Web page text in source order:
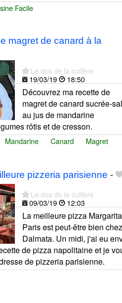
Facile
magret de canard à la
Le dos de la cuillère
19/03/19
18:50
Découvrez ma recette de
magret de canard sucrée-
au jus de mandarine
rôtis et de cresson.
Mandarine Canard Magret
pizzeria parisienne -
Le dos de la cuillère
09/03/19
12:03
La meilleure pizza
Paris est peut-être bien chez
Dalmata. Un midi, j'ai eu
de pizza napolitaine et je
de pizzeria parisienne.